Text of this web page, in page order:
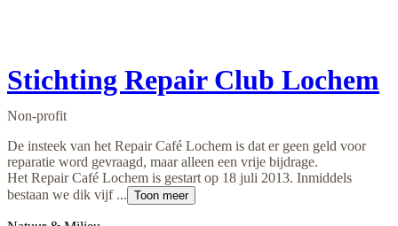
Stichting Repair Club Lochem
Non-profit
De insteek van het Repair Café Lochem is dat er geen geld voor
reparatie word gevraagd, maar alleen een vrije bijdrage.
Het Repair Café Lochem is gestart op 18 juli 2013. Inmiddels
bestaan we dik vijf ... Toon meer